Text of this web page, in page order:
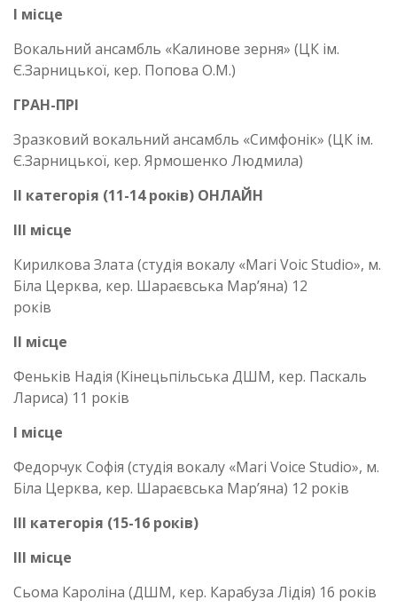
І місце
Вокальний ансамбль «Калинове зерня» (ЦК ім.
Є.Зарницької, кер. Попова О.М.)
ГРАН-ПРІ
Зразковий вокальний ансамбль «Симфонік» (ЦК ім.
Є.Зарницької, кер. Ярмошенко Людмила)
ІІ категорія (11-14 років) ОНЛАЙН
ІІІ місце
Кирилкова Злата (студія вокалу «Mari Voic Studio», м.
Біла Церква, кер. Шараєвська Мар’яна) 12
років
ІІ місце
Феньків Надія (Кінецьпільська ДШМ, кер. Паскаль
Лариса) 11 років
І місце
Федорчук Софія (студія вокалу «Mari Voice Studio», м.
Біла Церква, кер. Шараєвська Мар’яна) 12 років
ІІІ категорія (15-16 років)
ІІІ місце
Сьома Кароліна (ДШМ, кер. Карабуза Лідія) 16 років